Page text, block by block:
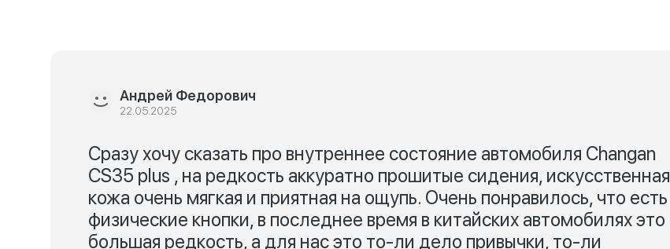
Андрей Федорович
22.05.2025
Сразу хочу сказать про внутреннее состояние автомобиля Changan
CS35 plus , на редкость аккуратно прошитые сидения, искусственная
кожа очень мягкая и приятная на ощупь. Очень понравилось, что есть
физические кнопки, в последнее время в китайских автомобилях это
большая редкость, а для нас это то-ли дело привычки, то-ли